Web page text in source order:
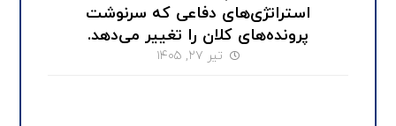
استراتژی‌های دفاعی که سرنوشت
پرونده‌های کلان را تغییر می‌دهد.
تیر ۲۷, ۱۴۰۵